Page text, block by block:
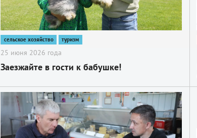
сельское хозяйство туризм
25 июня 2026 года
Заезжайте в гости к бабушке!
2